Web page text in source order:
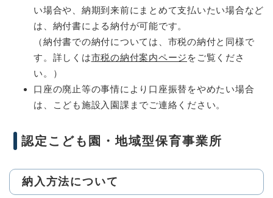
い場合や、納期到来前にまとめて支払いたい場合など
は、納付書による納付が可能です。
（納付書での納付については、市税の納付と同様で
す。詳しくは市税の納付案内ページ をご覧くださ
い。）
口座の廃止等の事情により口座振替をやめたい場合
は、こども施設入園課までご連絡ください。
認定こども園・地域型保育事業所
納入方法について